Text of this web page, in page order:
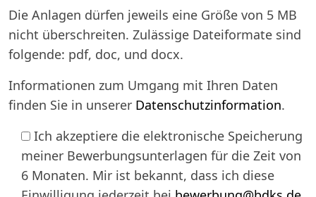
Die Anlagen dürfen jeweils eine Größe von 5 MB
nicht überschreiten. Zulässige Dateiformate sind
folgende: pdf, doc, und docx.
Informationen zum Umgang mit Ihren Daten
finden Sie in unserer Datenschutzinformation.
Ich akzeptiere die elektronische Speicherung
meiner Bewerbungsunterlagen für die Zeit von
6 Monaten. Mir ist bekannt, dass ich diese